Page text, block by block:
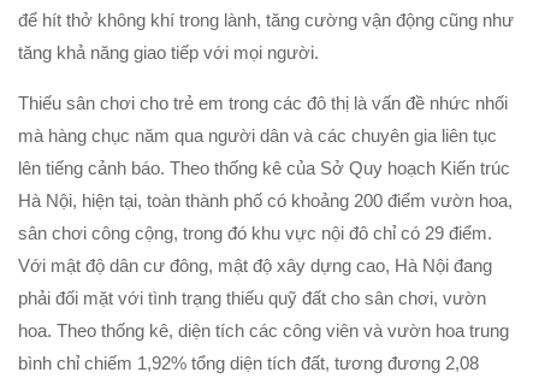
để hít thở không khí trong lành, tăng cường vận động cũng như
tăng khả năng giao tiếp với mọi người.
Thiếu sân chơi cho trẻ em trong các đô thị là vấn đề nhức nhối
mà hàng chục năm qua người dân và các chuyên gia liên tục
lên tiếng cảnh báo. Theo thống kê của Sở Quy hoạch Kiến trúc
Hà Nội, hiện tại, toàn thành phố có khoảng 200 điểm vườn hoa,
sân chơi công cộng, trong đó khu vực nội đô chỉ có 29 điểm.
Với mật độ dân cư đông, mật độ xây dựng cao, Hà Nội đang
phải đối mặt với tình trạng thiếu quỹ đất cho sân chơi, vườn
hoa. Theo thống kê, diện tích các công viên và vườn hoa trung
bình chỉ chiếm 1,92% tổng diện tích đất, tương đương 2,08